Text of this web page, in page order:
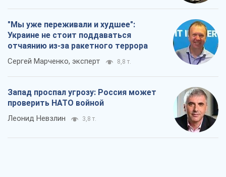
"Мы уже переживали и худшее":
Украине не стоит поддаваться
отчаянию из-за ракетного террора
Сергей Марченко, эксперт 8,8 т.
Запад проспал угрозу: Россия может
проверить НАТО войной
Леонид Невзлин 3,8 т.